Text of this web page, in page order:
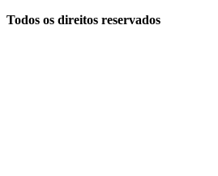
Todos os direitos reservados